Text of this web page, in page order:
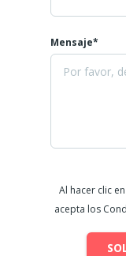
Mensaje*
Al hacer clic
acepta los